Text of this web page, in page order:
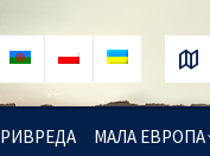
МАЛА ЕВРОПА